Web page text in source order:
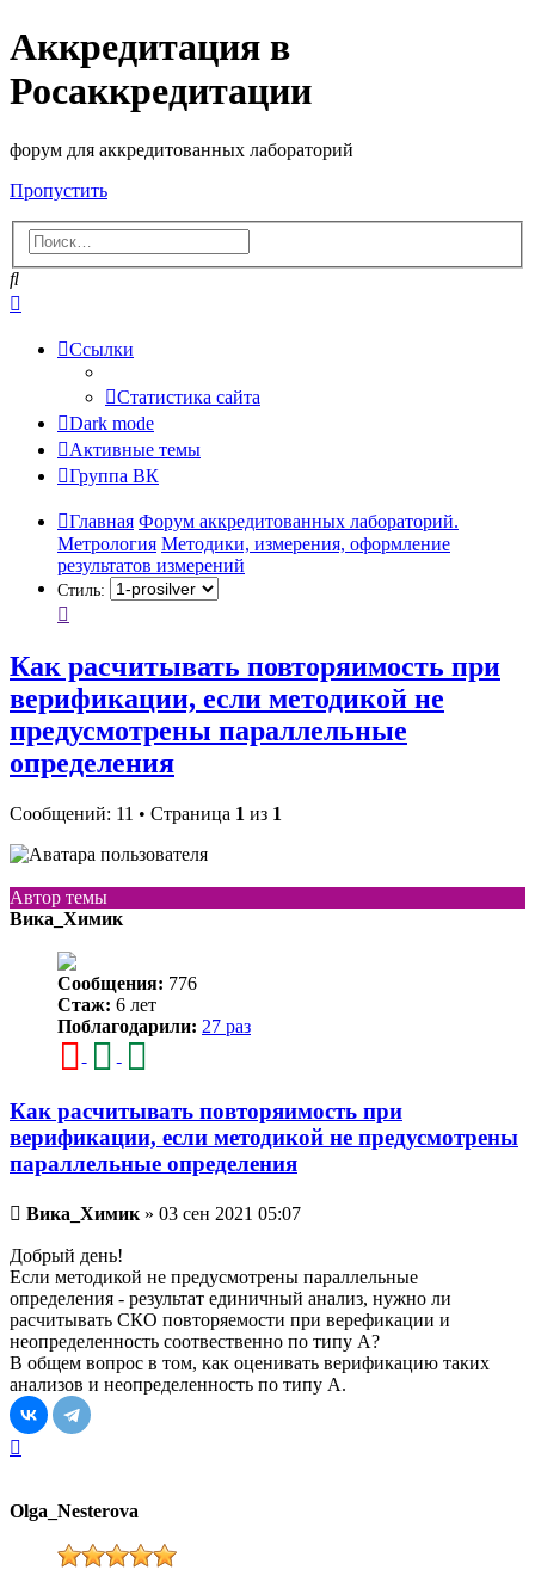
Аккредитация в
Росаккредитации
форум для аккредитованных лабораторий
Пропустить
Поиск
Ссылки
Статистика сайта
Dark mode
Активные темы
Группа ВК
Главная Форум аккредитованных лабораторий.
Метрология Методики, измерения, оформление
результатов измерений
Стиль:
Как расчитывать повторяимость при
верификации, если методикой не
предусмотрены параллельные
определения
Сообщений: 11 • Страница 1 из 1
Автор темы
Вика_Химик
Сообщения: 776
Стаж: 6 лет
Поблагодарили: 27 раз
Как расчитывать повторяимость при
верификации, если методикой не предусмотрены
параллельные определения
Непрочитанное
сообщение
Вика_Химик » 03 сен 2021 05:07
Добрый день!
Если методикой не предусмотрены параллельные
определения - результат единичный анализ, нужно ли
расчитывать СКО повторяемости при верефикации и
неопределенность соотвественно по типу А?
В общем вопрос в том, как оценивать верификацию таких
анализов и неопределенность по типу А.
Olga_Nesterova